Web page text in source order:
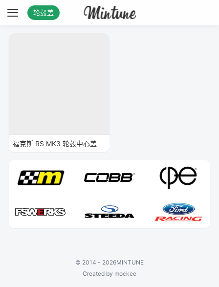
轮毂盖
福克斯 RS MK3 轮毂中心盖
© 2014 - 2026MINTUNE
Created by mockee